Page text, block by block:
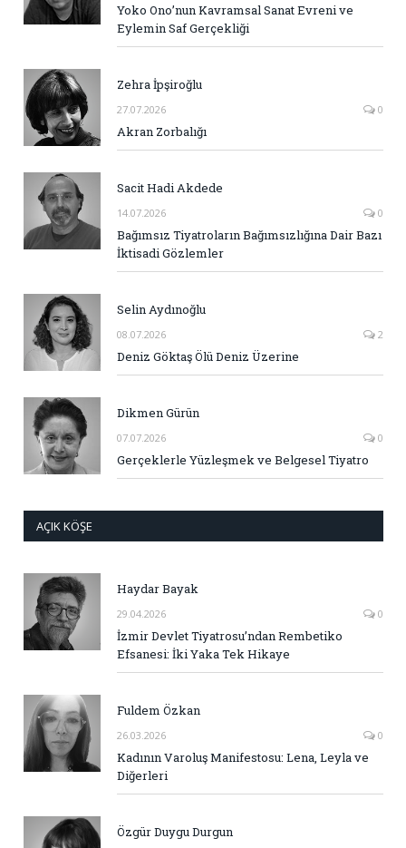
Yoko Ono’nun Kavramsal Sanat Evreni ve
Eylemin Saf Gerçekliği
Zehra İpşiroğlu
27.07.2026 0
Akran Zorbalığı
Sacit Hadi Akdede
14.07.2026 0
Bağımsız Tiyatroların Bağımsızlığına Dair Bazı
İktisadi Gözlemler
Selin Aydınoğlu
08.07.2026 2
Deniz Göktaş Ölü Deniz Üzerine
Dikmen Gürün
07.07.2026 0
Gerçeklerle Yüzleşmek ve Belgesel Tiyatro
AÇIK KÖŞE
Haydar Bayak
29.04.2026 0
İzmir Devlet Tiyatrosu’ndan Rembetiko
Efsanesi: İki Yaka Tek Hikaye
Fuldem Özkan
26.03.2026 0
Kadının Varoluş Manifestosu: Lena, Leyla ve
Diğerleri
Özgür Duygu Durgun